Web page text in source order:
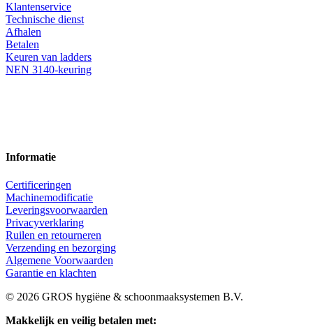
Klantenservice
Technische dienst
Afhalen
Betalen
Keuren van ladders
NEN 3140-keuring
Informatie
Certificeringen
Machinemodificatie
Leveringsvoorwaarden
Privacyverklaring
Ruilen en retourneren
Verzending en bezorging
Algemene Voorwaarden
Garantie en klachten
© 2026 GROS hygiëne & schoonmaaksystemen B.V.
Makkelijk en veilig betalen met: